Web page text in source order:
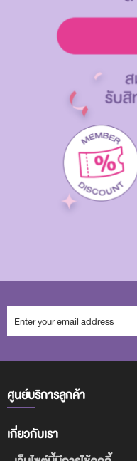
ศูนย์บริการลูกค้า
เกี่ยวกับเรา